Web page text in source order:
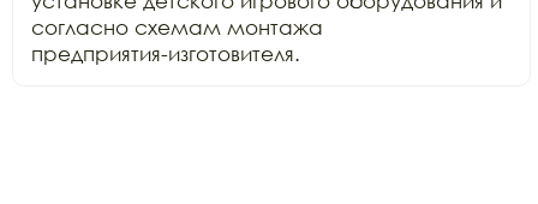
согласно схемам монтажа
предприятия-изготовителя.